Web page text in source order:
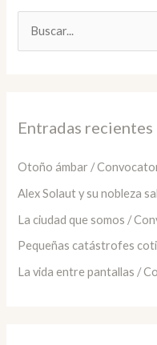
r
:
Entradas recientes
Otoño ámbar /
Alex Solaut y su nobleza
La ciudad que somos /
Pequeñas catástrofes
La vida entre pantallas /